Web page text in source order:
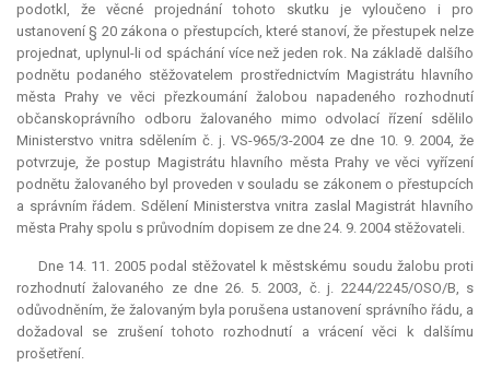
podotkl, že věcné projednání tohoto skutku je vyloučeno i pro
ustanovení § 20 zákona o přestupcích, které stanoví, že přestupek nelze
projednat, uplynul-li od spáchání více než jeden rok. Na základě dalšího
podnětu podaného stěžovatelem prostřednictvím Magistrátu hlavního
města Prahy ve věci přezkoumání žalobou napadeného rozhodnutí
občanskoprávního odboru žalovaného mimo odvolací řízení sdělilo
Ministerstvo vnitra sdělením č. j. VS-965/3-2004 ze dne 10. 9. 2004, že
potvrzuje, že postup Magistrátu hlavního města Prahy ve věci vyřízení
podnětu žalovaného byl proveden v souladu se zákonem o přestupcích
a správním řádem. Sdělení Ministerstva vnitra zaslal Magistrát hlavního
města Prahy spolu s průvodním dopisem ze dne 24. 9. 2004 stěžovateli.
Dne 14. 11. 2005 podal stěžovatel k městskému soudu žalobu proti
rozhodnutí žalovaného ze dne 26. 5. 2003, č. j. 2244/2245/OSO/B, s
odůvodněním, že žalovaným byla porušena ustanovení správního řádu, a
dožadoval se zrušení tohoto rozhodnutí a vrácení věci k dalšímu
prošetření.